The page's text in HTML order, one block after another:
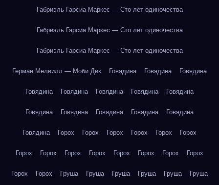
Габриэль Гарсиа Маркес — Сто лет одиночества
Габриэль Гарсиа Маркес — Сто лет одиночества
Габриэль Гарсиа Маркес — Сто лет одиночества
Герман Мелвилл — Моби Дик Говядина Говядина Говядина
Говядина Говядина Говядина Говядина Говядина
Говядина Говядина Говядина Говядина Говядина
Говядина Горох Горох Горох Горох Горох Горох
Горох Горох Горох Горох Горох Горох Горох Горох
Горох Горох Груша Груша Груша Груша Груша Груша